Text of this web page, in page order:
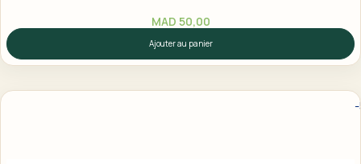
MAD 50,00
Ajouter au panier